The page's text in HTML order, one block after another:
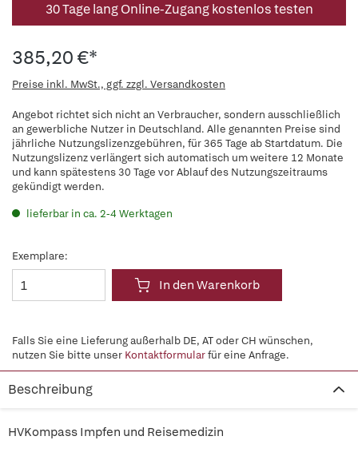
30 Tage lang Online-Zugang kostenlos testen
385,20 €*
Preise inkl. MwSt., ggf. zzgl. Versandkosten
Angebot richtet sich nicht an Verbraucher, sondern ausschließlich
an gewerbliche Nutzer in Deutschland. Alle genannten Preise sind
jährliche Nutzungslizenzgebühren, für 365 Tage ab Startdatum. Die
Nutzungslizenz verlängert sich automatisch um weitere 12 Monate
und kann spätestens 30 Tage vor Ablauf des Nutzungszeitraums
gekündigt werden.
lieferbar in ca. 2-4 Werktagen
Exemplare:
In den Warenkorb
Falls Sie eine Lieferung außerhalb DE, AT oder CH wünschen,
nutzen Sie bitte unser Kontaktformularfür eine Anfrage.
Beschreibung
HVKompass Impfen und Reisemedizin